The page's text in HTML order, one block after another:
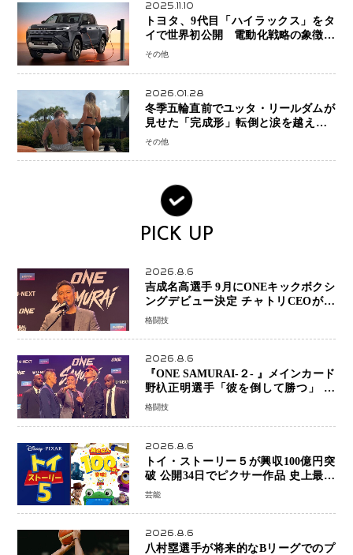
2025.11.10
トヨタ、9代目「ハイラックス」をタ
イで世界初公開 電動化戦略の象徴と
なるBEVモデルを初設定
その他
2026.01.28
冬季五輪直前でユッタ・リールダムが
見せた「完成形」転倒と涙を越えて─
ミラノで金を狙うオランダ女王の現在
その他
PICK UP
2026.8.6
吉成名高選手 9月にONEキックボクシ
ングデビュー決定 チャトリCEOがサ
プライズ発表 2カ月連続参戦へ
格闘技
2026.8.6
『ONE SAMURAI-２- 』メインカード
野杁正明選手「彼を倒して勝つ」 リ
ウ・メンヤンとの因縁に決着へ 再起
初戦
格闘技
2026.8.6
トイ・ストーリー５が興収100億円突
破 公開34日でピクサー作品 史上最速
日本歴代シリーズ最高更新も目前
芸能
2026.8.6
八村塁選手が将来的なBリーグでのプ